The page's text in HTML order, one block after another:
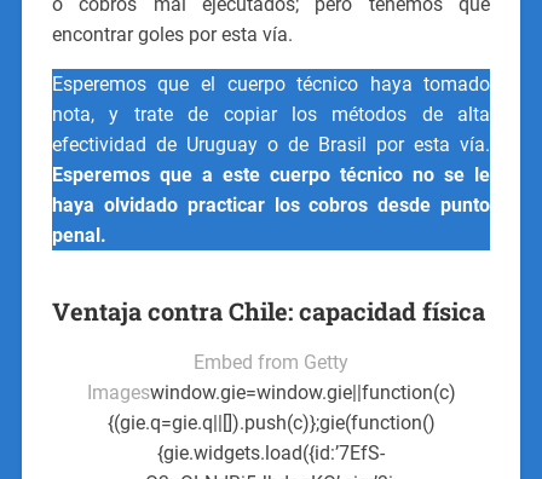
encontrar goles por esta vía.
Esperemos que el cuerpo técnico haya tomado
nota, y trate de copiar los métodos de alta
efectividad de Uruguay o de Brasil por esta vía.
Esperemos que a este cuerpo técnico no se le
haya olvidado practicar los cobros desde punto
penal.
Ventaja contra Chile: capacidad física
Embed from Getty
Imageswindow.gie=window.gie||function(c)
{(gie.q=gie.q||[]).push(c)};gie(function()
{gie.widgets.load({id:’7EfS-